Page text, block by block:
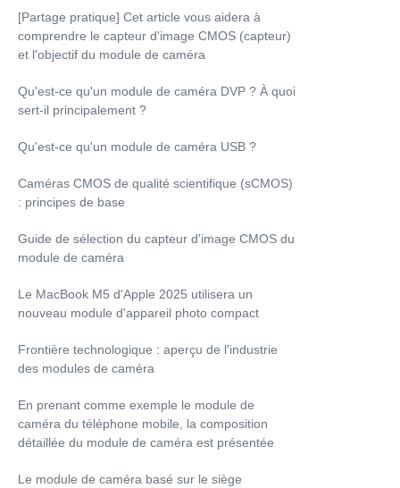
[Partage pratique] Cet article vous aidera à
comprendre le capteur d'image CMOS (capteur)
et l'objectif du module de caméra
Qu'est-ce qu'un module de caméra DVP ? À quoi
sert-il principalement ?
Qu'est-ce qu'un module de caméra USB ?
Caméras CMOS de qualité scientifique (sCMOS)
: principes de base
Guide de sélection du capteur d'image CMOS du
module de caméra
Le MacBook M5 d'Apple 2025 utilisera un
nouveau module d'appareil photo compact
Frontière technologique : aperçu de l'industrie
des modules de caméra
En prenant comme exemple le module de
caméra du téléphone mobile, la composition
détaillée du module de caméra est présentée
Le module de caméra basé sur le siège